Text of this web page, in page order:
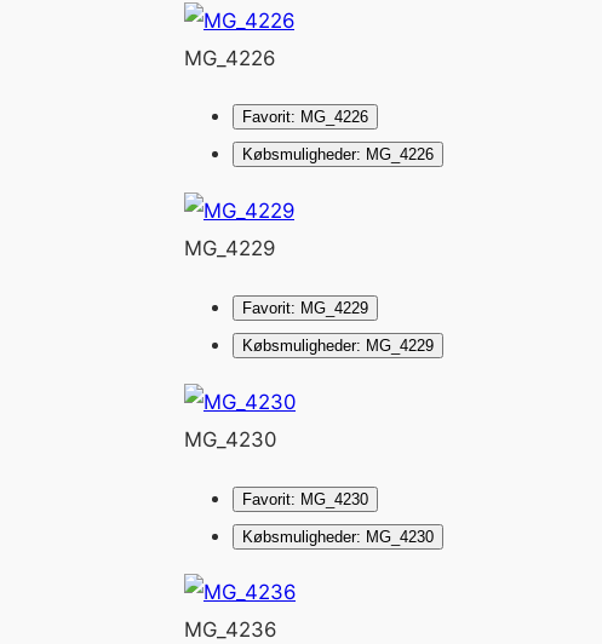
MG_4226
Favorit: MG_4226
Købsmuligheder: MG_4226
MG_4229
Favorit: MG_4229
Købsmuligheder: MG_4229
MG_4230
Favorit: MG_4230
Købsmuligheder: MG_4230
MG_4236